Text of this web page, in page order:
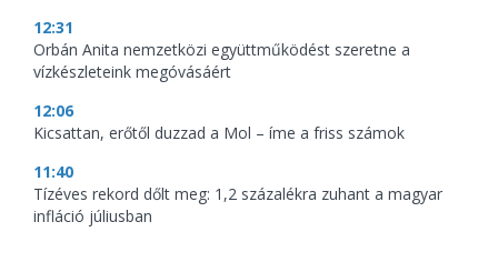
12:31
Orbán Anita nemzetközi együttműködést szeretne a
vízkészleteink megóvásáért
12:06
Kicsattan, erőtől duzzad a Mol – íme a friss számok
11:40
Tízéves rekord dőlt meg: 1,2 százalékra zuhant a magyar
infláció júliusban